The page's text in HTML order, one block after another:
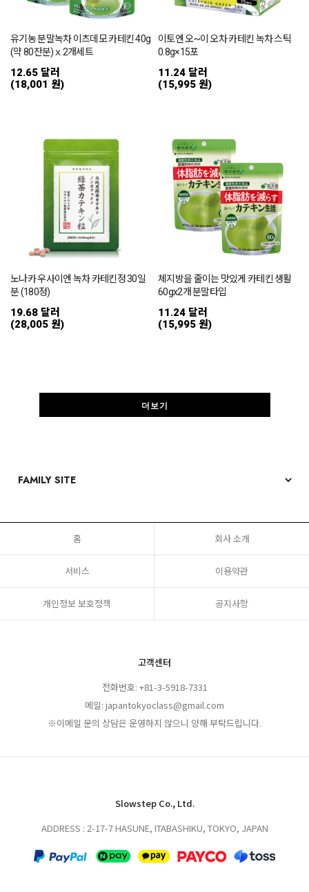
유기농 분말녹차 이츠데모 카테킨 40g
(약 80잔분)ｘ2개세트
12.65 달러
(18,001 원)
이토엔 오~이 오차 카테킨 녹차 스틱
0.8g×15포
11.24 달러
(15,995 원)
노나카 우사이엔 녹차 카테킨정 30일
분 (180정)
19.68 달러
(28,005 원)
체지방을 줄이는 맛있게 카테킨 생활
60gx2개 분말타입
11.24 달러
(15,995 원)
더보기
홈 회사 소개
서비스 이용약관
개인정보 보호정책 공지사항
고객센터
전화번호: +81-3-5918-7331
메일: japantokyoclass@gmail.com
※이메일 문의 상담은 운영하지 않으니 양해 부탁드립니다.
Slowstep Co., Ltd.
ADDRESS : 2-17-7 HASUNE, ITABASHIKU, TOKYO, JAPAN